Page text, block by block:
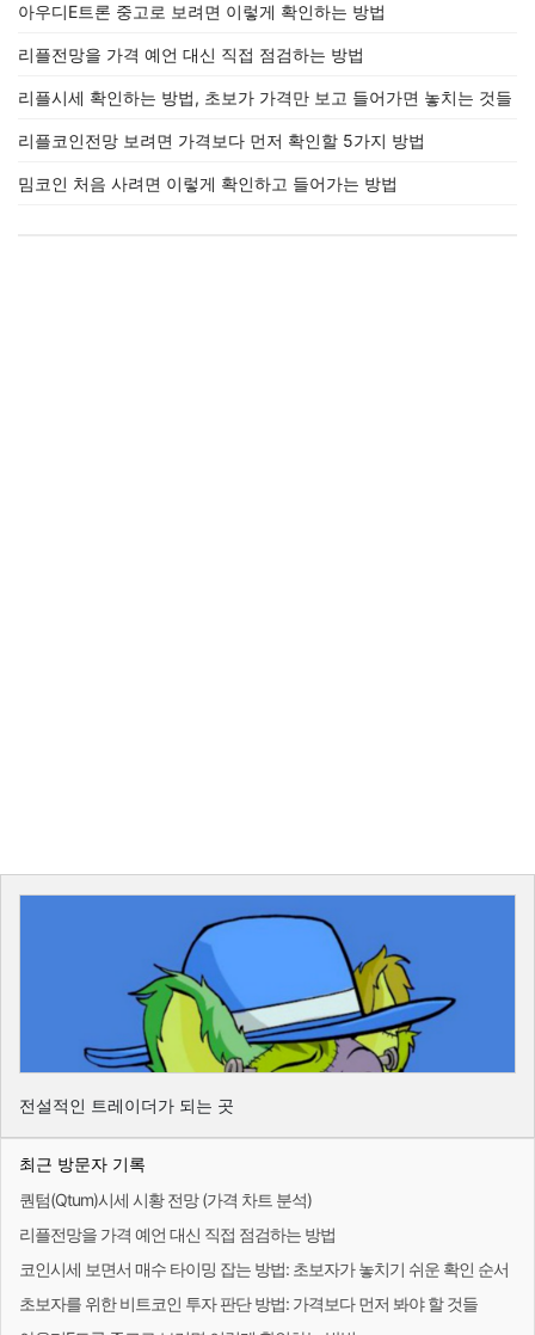
아우디E트론 중고로 보려면 이렇게 확인하는 방법
리플전망을 가격 예언 대신 직접 점검하는 방법
리플시세 확인하는 방법, 초보가 가격만 보고 들어가면 놓치는 것들
리플코인전망 보려면 가격보다 먼저 확인할 5가지 방법
밈코인 처음 사려면 이렇게 확인하고 들어가는 방법
전설적인 트레이더가 되는 곳
최근 방문자 기록
퀀텀(Qtum)시세 시황 전망 (가격 차트 분석)
리플전망을 가격 예언 대신 직접 점검하는 방법
코인시세 보면서 매수 타이밍 잡는 방법: 초보자가 놓치기 쉬운 확인 순서
초보자를 위한 비트코인 투자 판단 방법: 가격보다 먼저 봐야 할 것들